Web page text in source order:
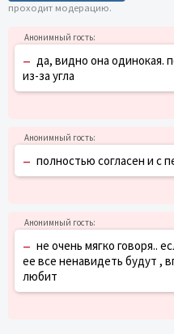
проходит модерацию.
– да, видно она одинокая.
из-за угла
– полностью согласен и с
– не очень мягко говоря..
ее все ненавидеть будут ,
любит